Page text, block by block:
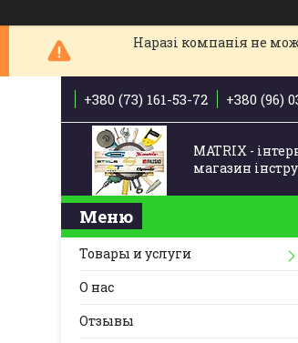
Наразі компанія не
+380 (73) 161-53-72 +380 (96)
MATRIX -
магазин
Товары и услуги
О нас
Отзывы